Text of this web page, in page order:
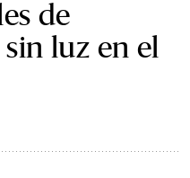
de
luz en el